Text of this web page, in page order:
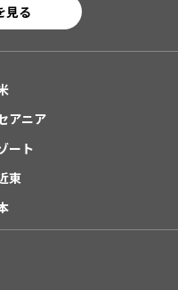
見る
アニア
ート
東